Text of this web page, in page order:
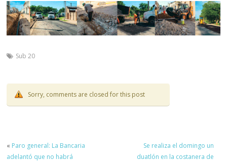
Sub 20
Sorry, comments are closed for this post
« Paro general: La Bancaria
adelantó que no habrá
Se realiza el domingo un
duatlón en la costanera de